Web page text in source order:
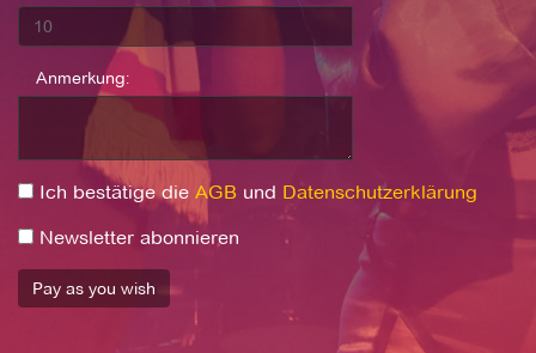
Anmerkung:
Ich bestätige die AGB und Datenschutzerklärung
Newsletter abonnieren
Pay as you wish